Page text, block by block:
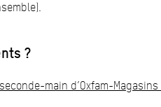
?
main d’Oxfam-